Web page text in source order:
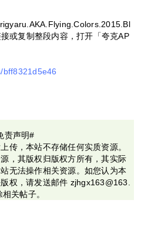
或复制整段内容，打开「夸克AP
bff8321d5e46
责声明#
传，本站不存储任何实质资源。
，其版权归版权方所有，其实际
无法操作相关资源。如您认为本
权，请发送邮件 zjhgx163@163.
关帖子。